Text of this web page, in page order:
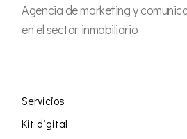
Agencia de marketing y
en el sector inmobiliario
Servicios
Kit digital